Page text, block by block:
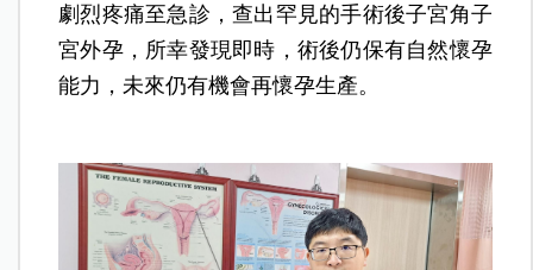
劇烈疼痛至急診，查出罕見的手術後子宮角子
宮外孕，所幸發現即時，術後仍保有自然懷孕
能力，未來仍有機會再懷孕生產。